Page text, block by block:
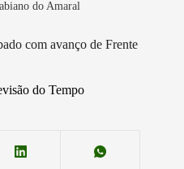
do Amaral
com avanço de Frente
do Tempo